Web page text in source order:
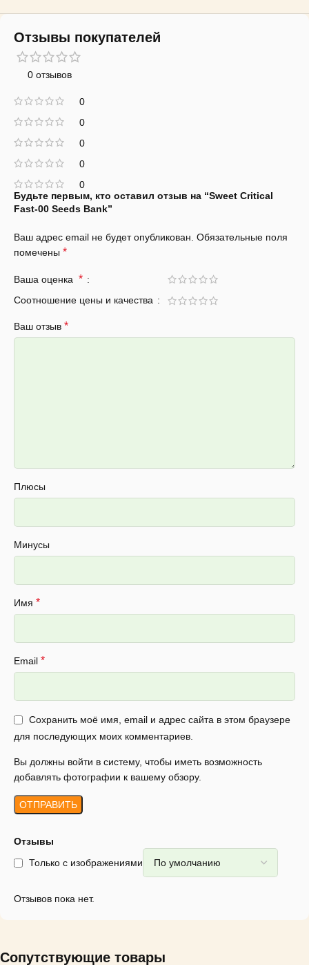
Отзывы покупателей
0 отзывов
0
0
0
0
0
Отзывы
Только с изображениями
Отзывов пока нет.
Будьте первым, кто оставил отзыв на “Sweet Critical
Fast-00 Seeds Bank”
Ваш адрес email не будет опубликован. Обязательные поля
помечены *
Ваша оценка *
Соотношение цены и качества
Ваш отзыв *
Плюсы
Минусы
Имя *
Email *
Сохранить моё имя, email и адрес сайта в этом браузере
для последующих моих комментариев.
Вы должны войти в систему, чтобы иметь возможность
добавлять фотографии к вашему обзору.
Сопутствующие товары